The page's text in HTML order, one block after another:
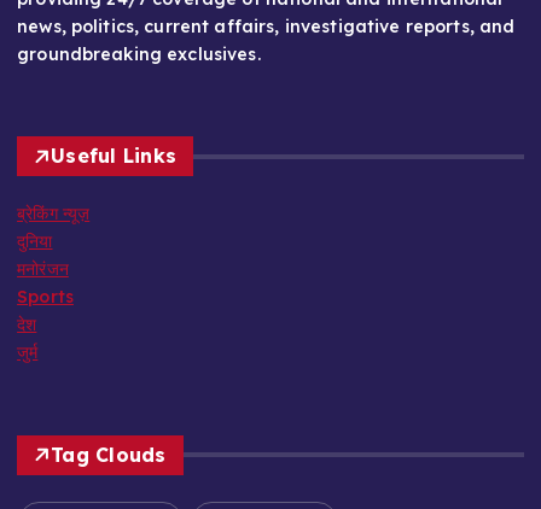
news, politics, current affairs, investigative reports, and
groundbreaking exclusives.
Useful Links
ब्रेकिंग न्यूज़
दुनिया
मनोरंजन
Sports
देश
जुर्म
Tag Clouds